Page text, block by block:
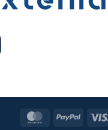
MasterCardPayPal